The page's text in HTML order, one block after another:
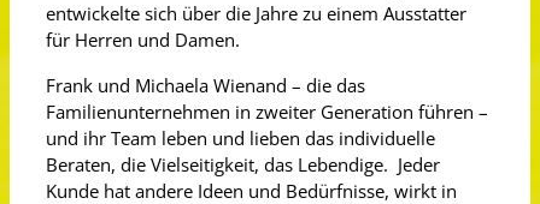
entwickelte sich über die Jahre zu einem Ausstatter
für Herren und Damen.
Frank und Michaela Wienand – die das
Familienunternehmen in zweiter Generation führen –
und ihr Team leben und lieben das individuelle
Beraten, die Vielseitigkeit, das Lebendige. Jeder
Kunde hat andere Ideen und Bedürfnisse, wirkt in